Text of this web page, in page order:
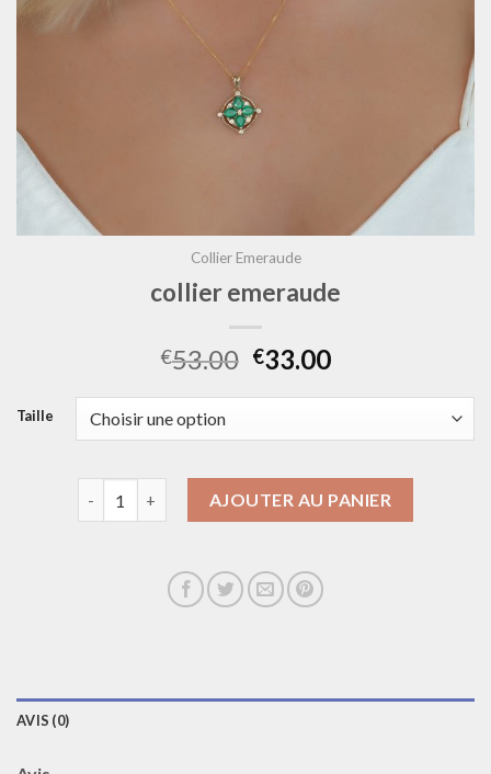
Collier Emeraude
collier emeraude
€53.00 €33.00
Taille
AJOUTER AU PANIER
AVIS (0)